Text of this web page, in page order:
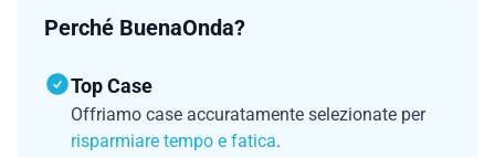
Perché BuenaOnda?
Top Case
Offriamo case accuratamente selezionate per
risparmiare tempo e fatica.